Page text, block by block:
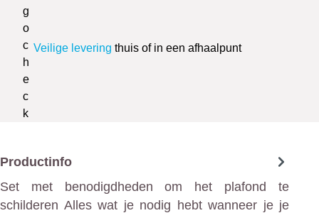
Veilige levering thuis of in een afhaalpunt
Productinfo
Set met benodigdheden om het plafond te
schilderen Alles wat je nodig hebt wanneer je je